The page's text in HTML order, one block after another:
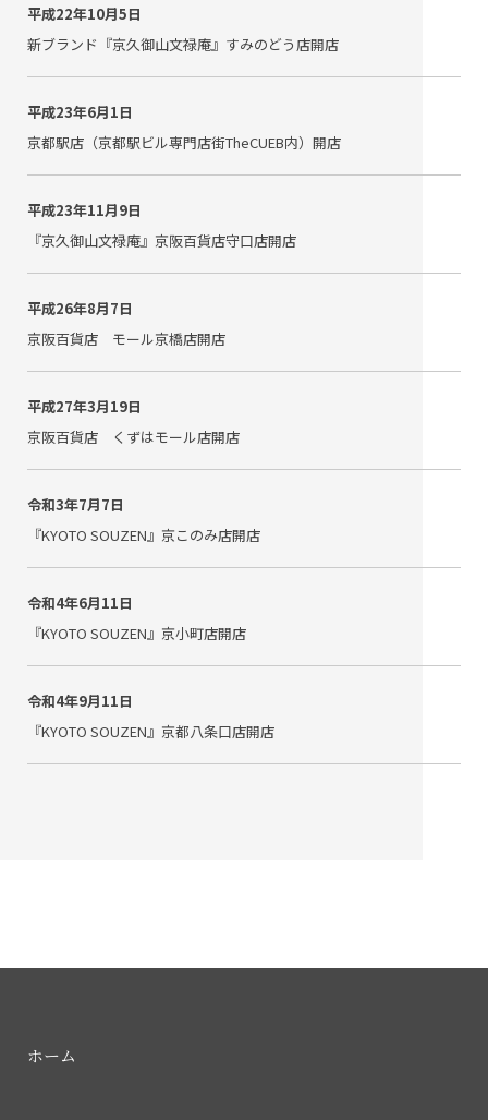
平成22年10月5日
新ブランド『京久御山文禄庵』すみのどう店開店
平成23年6月1日
京都駅店（京都駅ビル専門店街TheCUEB内）開店
平成23年11月9日
『京久御山文禄庵』京阪百貨店守口店開店
平成26年8月7日
京阪百貨店 モール京橋店開店
平成27年3月19日
京阪百貨店 くずはモール店開店
令和3年7月7日
『KYOTO SOUZEN』京このみ店開店
令和4年6月11日
『KYOTO SOUZEN』京小町店開店
令和4年9月11日
『KYOTO SOUZEN』京都八条口店開店
ホーム